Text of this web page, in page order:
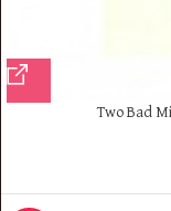
Two Bad